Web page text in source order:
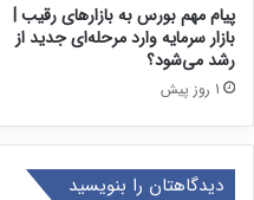
پیام مهم بورس به بازارهای رقیب |
بازار سرمایه وارد مرحله‌ای جدید از
رشد می‌شود؟
1 روز پیش
دیدگاهتان را بنویسید